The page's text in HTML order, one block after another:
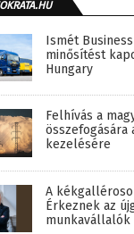
Ismét
minősítést
Hungary
Felhívás a
összefogására
kezelésére
A
Érkeznek az
munkavállalók